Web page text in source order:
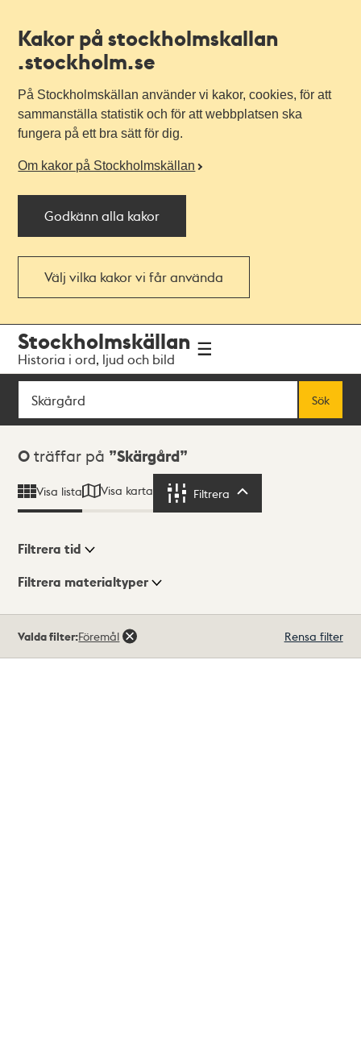
Kakor på stockholmskallan
.stockholm.se
På Stockholmskällan använder vi kakor, cookies, för att
sammanställa statistik och för att webbplatsen ska
fungera på ett bra sätt för dig.
Om kakor på Stockholmskällan
Godkänn alla kakor
Välj vilka kakor vi får använda
navigationen
huvudinnehållet
Stockholmskällan
Historia i ord, ljud och bild
Sök
Sök
Sökresultat
0 träffar på Skärgård
Visa lista Visa karta Filtrera
Visningsläge
Filtrera tid
Filtrera materialtyper
träffar
Valda filter:Föremål Rensa filter